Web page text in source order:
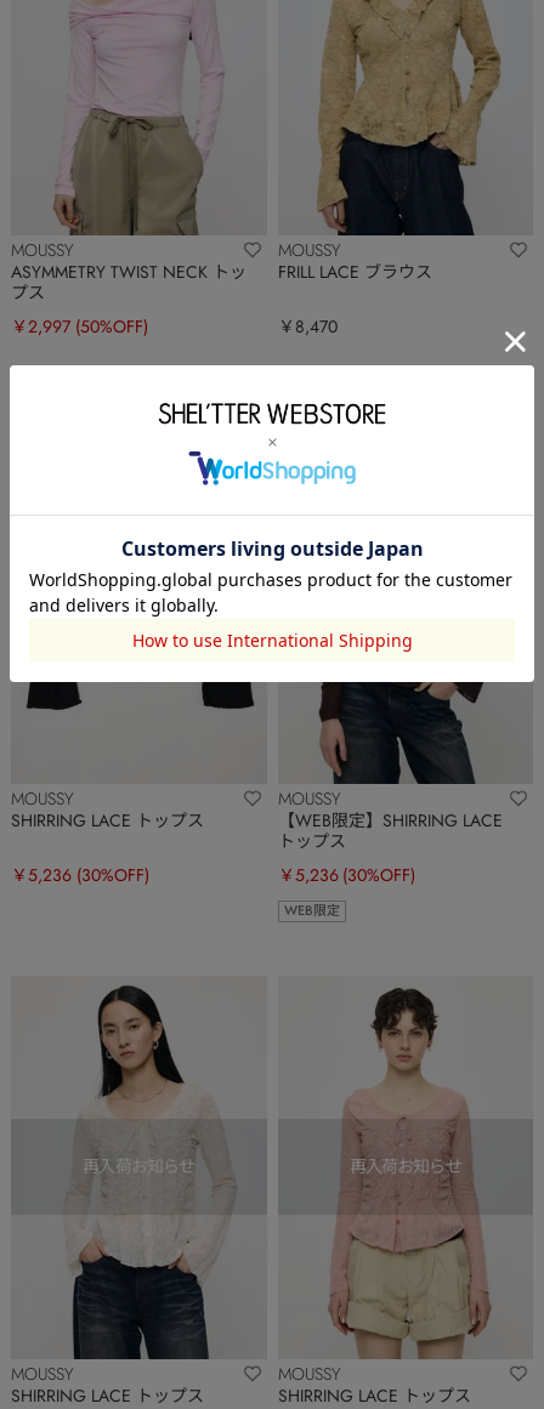
MOUSSY
ASYMMETRY TWIST NECK トッ
プス
￥2,997 (50%OFF)
MOUSSY
FRILL LACE ブラウス
￥8,470
MOUSSY
SHIRRING LACE トップス
￥5,236 (30%OFF)
MOUSSY
【WEB限定】SHIRRING LACE
トップス
￥5,236 (30%OFF)
WEB限定
MOUSSY
SHIRRING LACE トップス
MOUSSY
SHIRRING LACE トップス